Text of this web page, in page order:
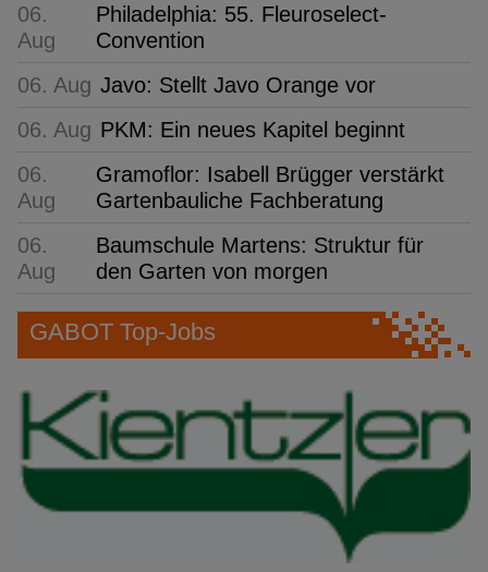
06.
Aug
Philadelphia: 55. Fleuroselect-
Convention
06. Aug Javo: Stellt Javo Orange vor
06. Aug PKM: Ein neues Kapitel beginnt
06.
Aug
Gramoflor: Isabell Brügger verstärkt
Gartenbauliche Fachberatung
06.
Aug
Baumschule Martens: Struktur für
den Garten von morgen
GABOT Top-Jobs